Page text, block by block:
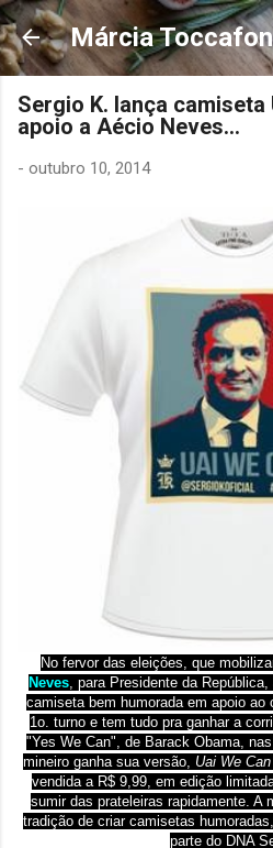
Pular para o
Márcia
Sergio K. lança camiseta
apoio a Aécio Neves...
- outubro 10, 2014
No fervor das eleições, que
Neves, para Presidente da
camiseta bem humorada em apoio ao
1o. turno e tem tudo pra ganhar a
"Yes We Can", de Barack Obama,
mineiro ganha sua versão, Uai We Can
vendida a R$ 9,99, em edição
sumir das prateleiras rapidamente. A
tradição de criar camisetas
parte do DNA